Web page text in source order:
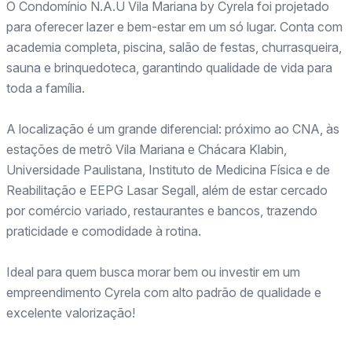
O Condomínio N.A.U Vila Mariana by Cyrela foi projetado
para oferecer lazer e bem-estar em um só lugar. Conta com
academia completa, piscina, salão de festas, churrasqueira,
sauna e brinquedoteca, garantindo qualidade de vida para
toda a família.
A localização é um grande diferencial: próximo ao CNA, às
estações de metrô Vila Mariana e Chácara Klabin,
Universidade Paulistana, Instituto de Medicina Física e de
Reabilitação e EEPG Lasar Segall, além de estar cercado
por comércio variado, restaurantes e bancos, trazendo
praticidade e comodidade à rotina.
Ideal para quem busca morar bem ou investir em um
empreendimento Cyrela com alto padrão de qualidade e
excelente valorização!